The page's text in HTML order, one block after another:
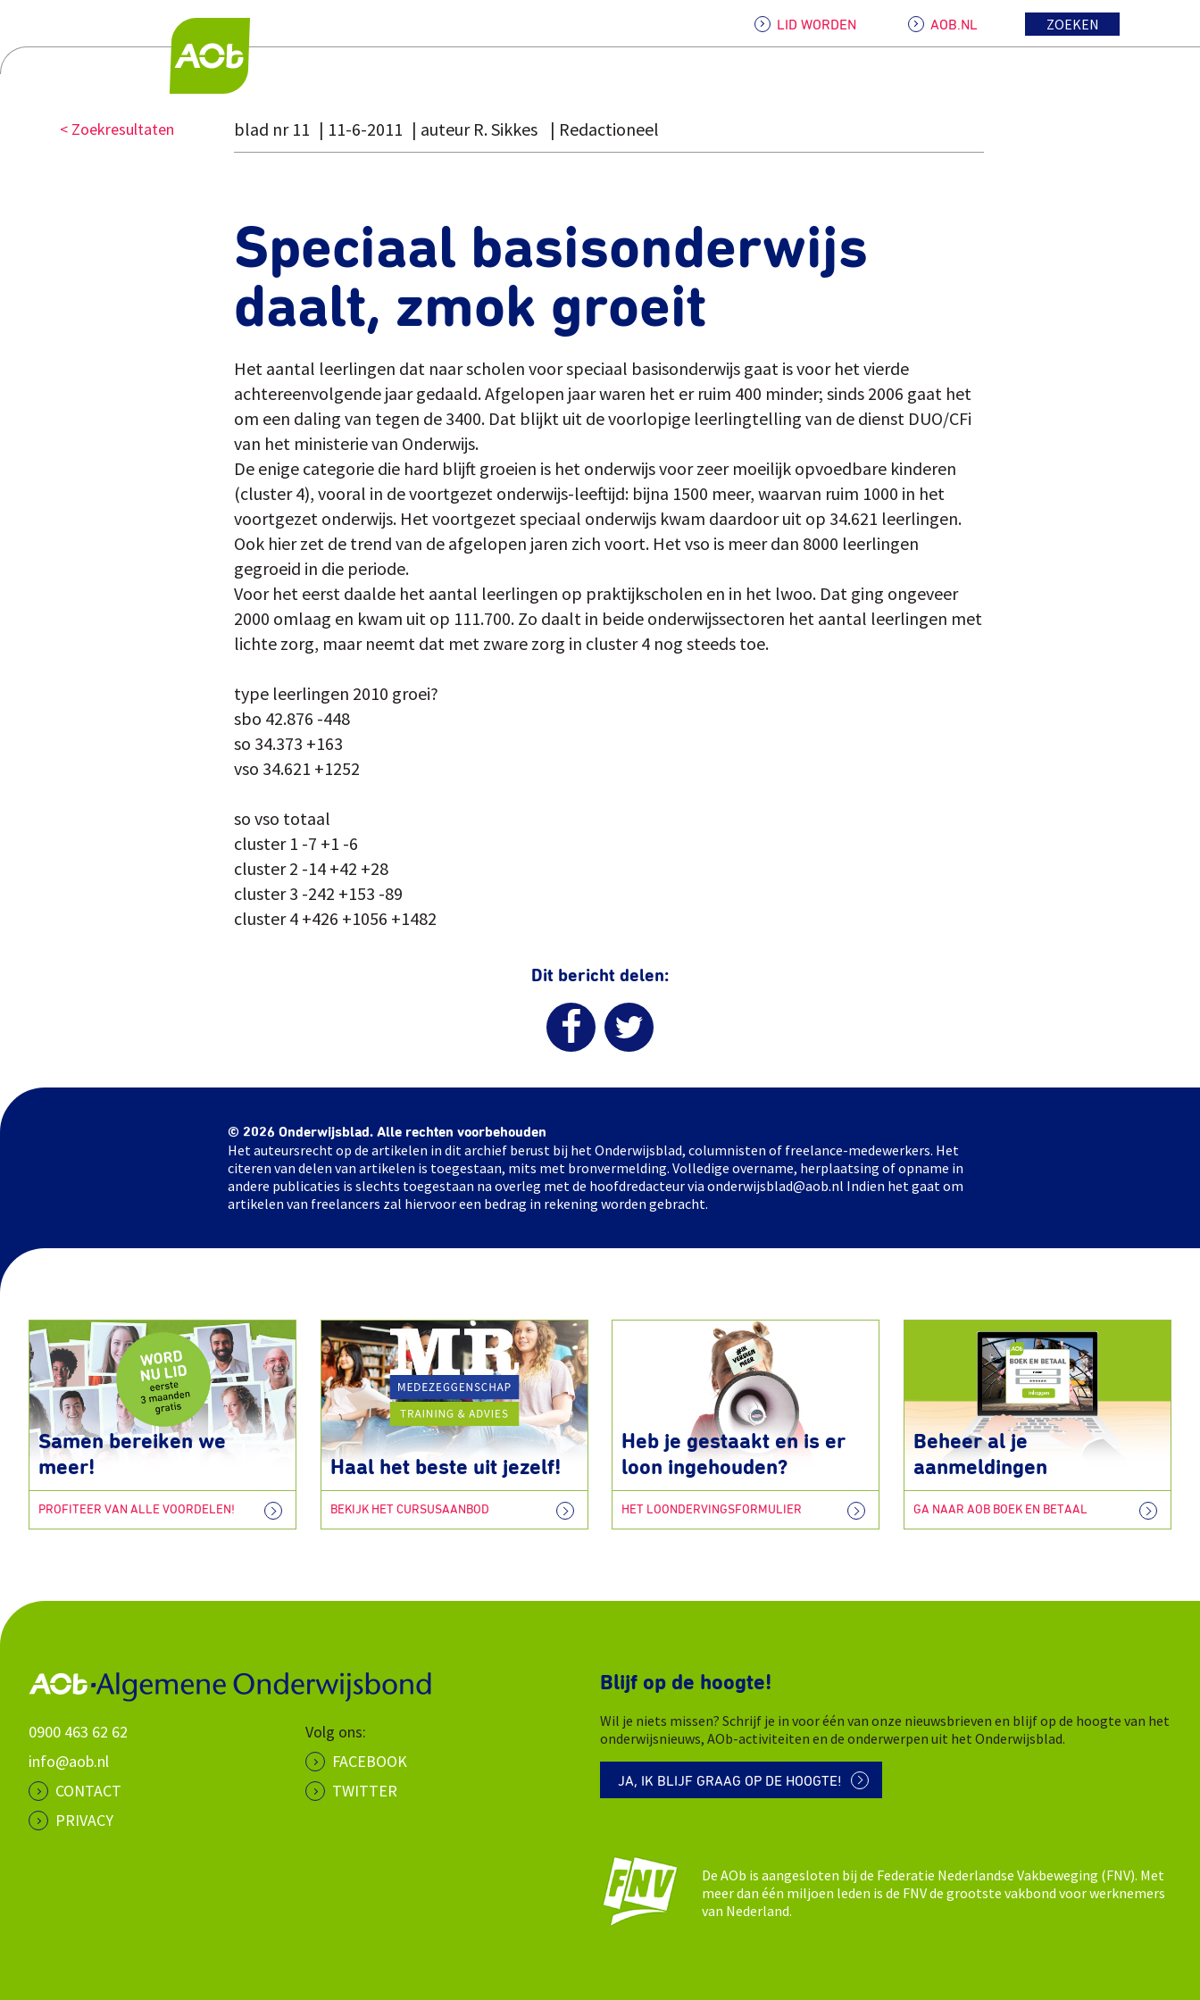
LID WORDEN AOB.NL ZOEKEN
< Zoekresultaten blad nr 11 11-6-2011 auteur R. Sikkes Redactioneel
Speciaal basisonderwijs
daalt, zmok groeit
Het aantal leerlingen dat naar scholen voor speciaal basisonderwijs gaat is voor het vierde
achtereenvolgende jaar gedaald. Afgelopen jaar waren het er ruim 400 minder; sinds 2006 gaat het
om een daling van tegen de 3400. Dat blijkt uit de voorlopige leerlingtelling van de dienst DUO/CFi
van het ministerie van Onderwijs.
De enige categorie die hard blijft groeien is het onderwijs voor zeer moeilijk opvoedbare kinderen
(cluster 4), vooral in de voortgezet onderwijs-leeftijd: bijna 1500 meer, waarvan ruim 1000 in het
voortgezet onderwijs. Het voortgezet speciaal onderwijs kwam daardoor uit op 34.621 leerlingen.
Ook hier zet de trend van de afgelopen jaren zich voort. Het vso is meer dan 8000 leerlingen
gegroeid in die periode.
Voor het eerst daalde het aantal leerlingen op praktijkscholen en in het lwoo. Dat ging ongeveer
2000 omlaag en kwam uit op 111.700. Zo daalt in beide onderwijssectoren het aantal leerlingen met
lichte zorg, maar neemt dat met zware zorg in cluster 4 nog steeds toe.
type leerlingen 2010 groei?
sbo 42.876 -448
so 34.373 +163
vso 34.621 +1252
so vso totaal
cluster 1 -7 +1 -6
cluster 2 -14 +42 +28
cluster 3 -242 +153 -89
cluster 4 +426 +1056 +1482
Dit bericht delen:
© 2026 Onderwijsblad. Alle rechten voorbehouden
Het auteursrecht op de artikelen in dit archief berust bij het Onderwijsblad, columnisten of freelance-medewerkers. Het
citeren van delen van artikelen is toegestaan, mits met bronvermelding. Volledige overname, herplaatsing of opname in
andere publicaties is slechts toegestaan na overleg met de hoofdredacteur via onderwijsblad@aob.nl Indien het gaat om
artikelen van freelancers zal hiervoor een bedrag in rekening worden gebracht.
Samen bereiken we
meer!
PROFITEER VAN ALLE VOORDELEN!
Haal het beste uit jezelf!
BEKIJK HET CURSUSAANBOD
Heb je gestaakt en is er
loon ingehouden?
HET LOONDERVINGSFORMULIER
Beheer al je
aanmeldingen
GA NAAR AOB BOEK EN BETAAL
0900 463 62 62
info@aob.nl
CONTACT
PRIVACY
Volg ons:
FACEBOOK
TWITTER
Blijf op de hoogte!
Wil je niets missen? Schrijf je in voor één van onze nieuwsbrieven en blijf op de hoogte van het
onderwijsnieuws, AOb-activiteiten en de onderwerpen uit het Onderwijsblad.
JA, IK BLIJF GRAAG OP DE HOOGTE!
De AOb is aangesloten bij de Federatie Nederlandse Vakbeweging (FNV). Met
meer dan één miljoen leden is de FNV de grootste vakbond voor werknemers
van Nederland.